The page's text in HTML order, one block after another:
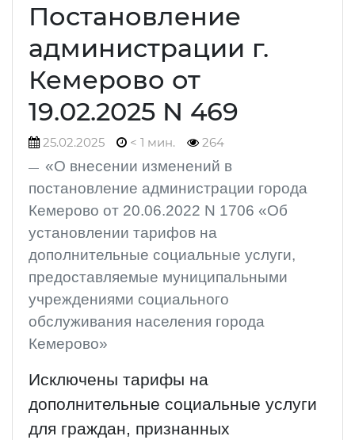
Постановление
администрации г.
Кемерово от
19.02.2025 N 469
25.02.2025 < 1 мин. 264
«О внесении изменений в
постановление администрации города
Кемерово от 20.06.2022 N 1706 «Об
установлении тарифов на
дополнительные социальные услуги,
предоставляемые муниципальными
учреждениями социального
обслуживания населения города
Кемерово»
Исключены тарифы на
дополнительные социальные услуги
для граждан, признанных